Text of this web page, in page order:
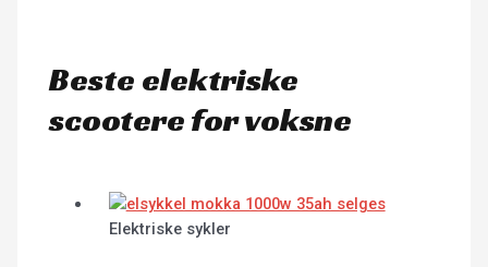
Beste elektriske
scootere for voksne
Elektriske sykler